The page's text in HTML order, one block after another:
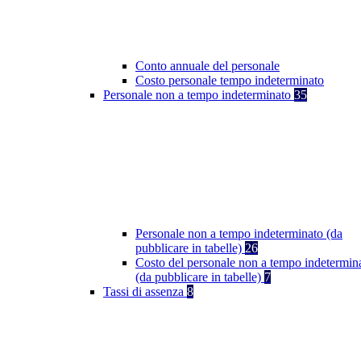
Conto annuale del personale
Costo personale tempo indeterminato
Personale non a tempo indeterminato 35
Personale non a tempo indeterminato (da
pubblicare in tabelle) 26
Costo del personale non a tempo
(da pubblicare in tabelle) 7
Tassi di assenza 8